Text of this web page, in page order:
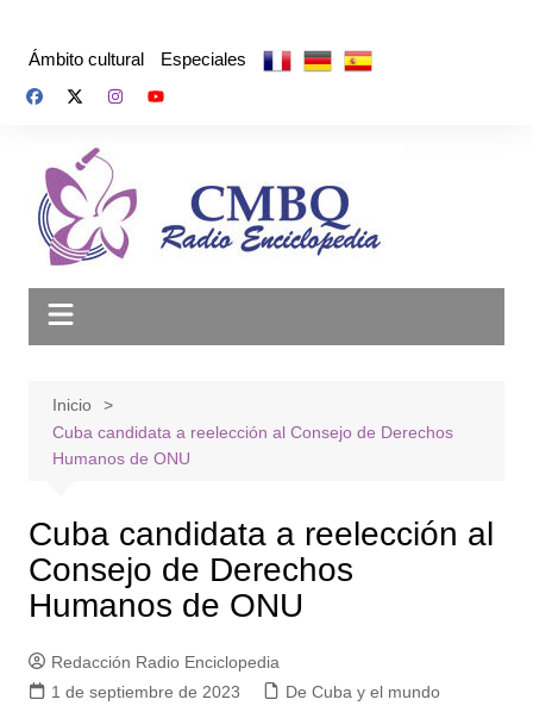
Ámbito cultural Especiales
Inicio
Cuba candidata a reelección al Consejo de Derechos
Humanos de ONU
Cuba candidata a reelección al
Consejo de Derechos
Humanos de ONU
Redacción Radio Enciclopedia
1 de septiembre de 2023
De Cuba y el mundo